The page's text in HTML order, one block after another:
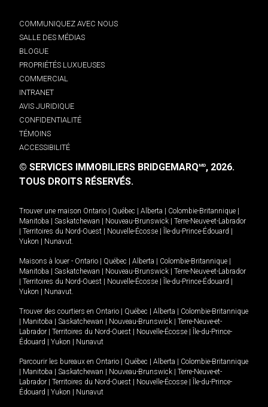
COMMUNIQUEZ AVEC NOUS
SALLE DES MÉDIAS
BLOGUE
PROPRIÉTÉS LUXUEUSES
COMMERCIAL
INTRANET
AVIS JURIDIQUE
CONFIDENTIALITÉ
TÉMOINS
ACCESSIBILITÉ
© SERVICES IMMOBILIERS BRIDGEMARQMD, 2026.
TOUS DROITS RÉSERVÉS.
Trouver une maison Ontario Québec Alberta Colombie-Britannique
Manitoba
Saskatchewan Nouveau-Brunswick
Terre-Neuve-et-Labrador
Territoires du Nord-Ouest Nouvelle-Écosse Île-du-Prince-Édouard
Yukon
Nunavut.
Maisons à louer - Ontario Québec Alberta Colombie-Britannique
Manitoba
Saskatchewan Nouveau-Brunswick
Terre-Neuve-et-Labrador
Territoires du Nord-Ouest Nouvelle-Écosse Île-du-Prince-Édouard
Yukon
Nunavut.
Trouver des courtiers en Ontario Québec Alberta
Colombie-Britannique
Manitoba Saskatchewan Nouveau-Brunswick
Terre-Neuve-et-
Labrador
Territoires du Nord-Ouest Nouvelle-Écosse
Île-du-Prince-
Édouard
Yukon Nunavut
Parcourir les bureaux en Ontario Québec Alberta
Colombie-Britannique
Manitoba Saskatchewan Nouveau-Brunswick
Terre-Neuve-et-
Labrador
Territoires du Nord-Ouest Nouvelle-Écosse
Île-du-Prince-
Édouard
Yukon Nunavut